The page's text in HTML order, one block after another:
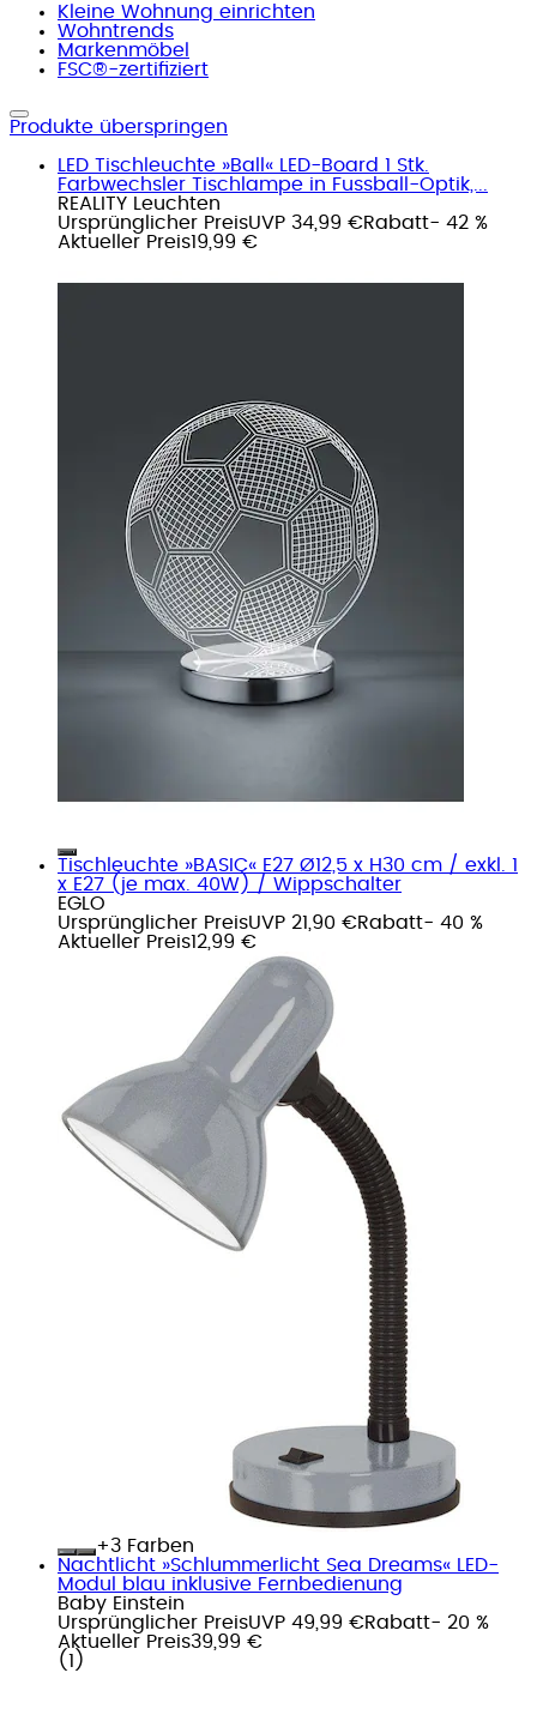
Kleine Wohnung einrichten
Wohntrends
Markenmöbel
FSC®-zertifiziert
Produkte überspringen
LED Tischleuchte »Ball« LED-Board 1 Stk.
Farbwechsler Tischlampe in Fussball-Optik,...
REALITY Leuchten
Ursprünglicher PreisUVP 34,99 €Rabatt- 42 %
Aktueller Preis19,99 €
Tischleuchte »BASIC« E27 Ø12,5 x H30 cm / exkl. 1
x E27 (je max. 40W) / Wippschalter
EGLO
Ursprünglicher PreisUVP 21,90 €Rabatt- 40 %
Aktueller Preis12,99 €
+
Farben
Nachtlicht »Schlummerlicht Sea Dreams« LED-
Modul blau inklusive Fernbedienung
Baby Einstein
Ursprünglicher PreisUVP 49,99 €Rabatt- 20 %
Aktueller Preis39,99 €
( 1 )